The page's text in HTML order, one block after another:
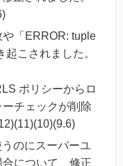
「ERROR: tuple
こされました。
ポリシーからロ
チェックが削除
のにスーパーユ
について、修正